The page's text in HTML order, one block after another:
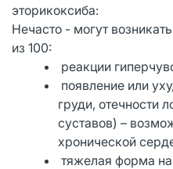
эторикоксиба:
Нечасто - могут
из 100:
реакции
появление или
груди, отечности
суставов) –
хронической
тяжелая форма